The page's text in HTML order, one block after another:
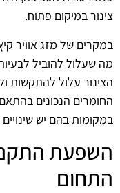
צינור במיקום פתוח.
במקרים של מזג אוויר
מה שעלול להוביל
הצינור עלול להתקשות
החומרים הנכונים
במקומות בהם יש
השפעת
התחום